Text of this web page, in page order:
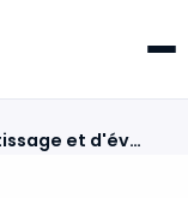
et d'év…